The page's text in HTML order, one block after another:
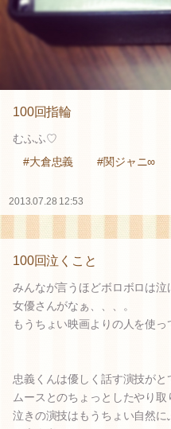
100回指輪
むふふ♡
#大倉忠義
#関ジャニ∞
2013.07.28 12:53
100回泣くこと
みんなが言うほどボロボロは泣
女優さんがなぁ、、、。
もうちょい映画よりの人を使っ
忠義くんは優しく話す演技がと
ムースとのちょっとしたやり取
泣きの演技はもうちょい自然に